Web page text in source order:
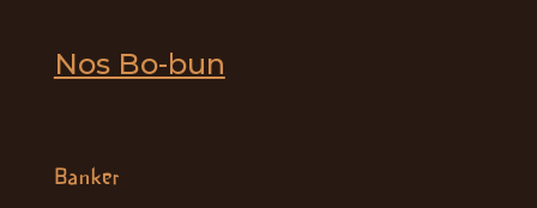
Nos Bo-bun
Banker